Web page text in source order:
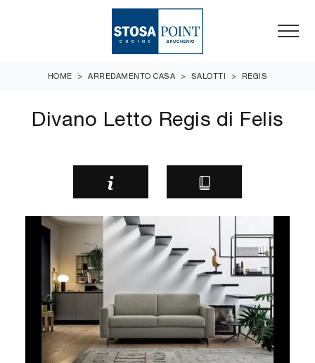
HOME > ARREDAMENTO CASA > SALOTTI > REGIS
Divano Letto Regis di Felis